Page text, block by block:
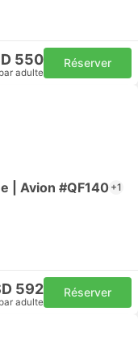
550
par adulte
Réserver
| Avion #QF140 +1
592
par adulte
Réserver